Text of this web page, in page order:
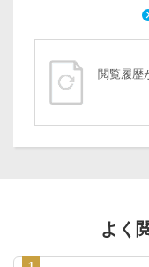
閲覧履歴
よく